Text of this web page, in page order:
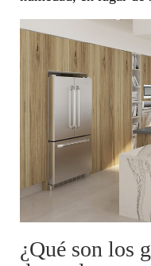
¿Qué son los